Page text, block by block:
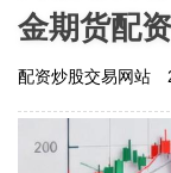
金期货配资
配资炒股交易网站